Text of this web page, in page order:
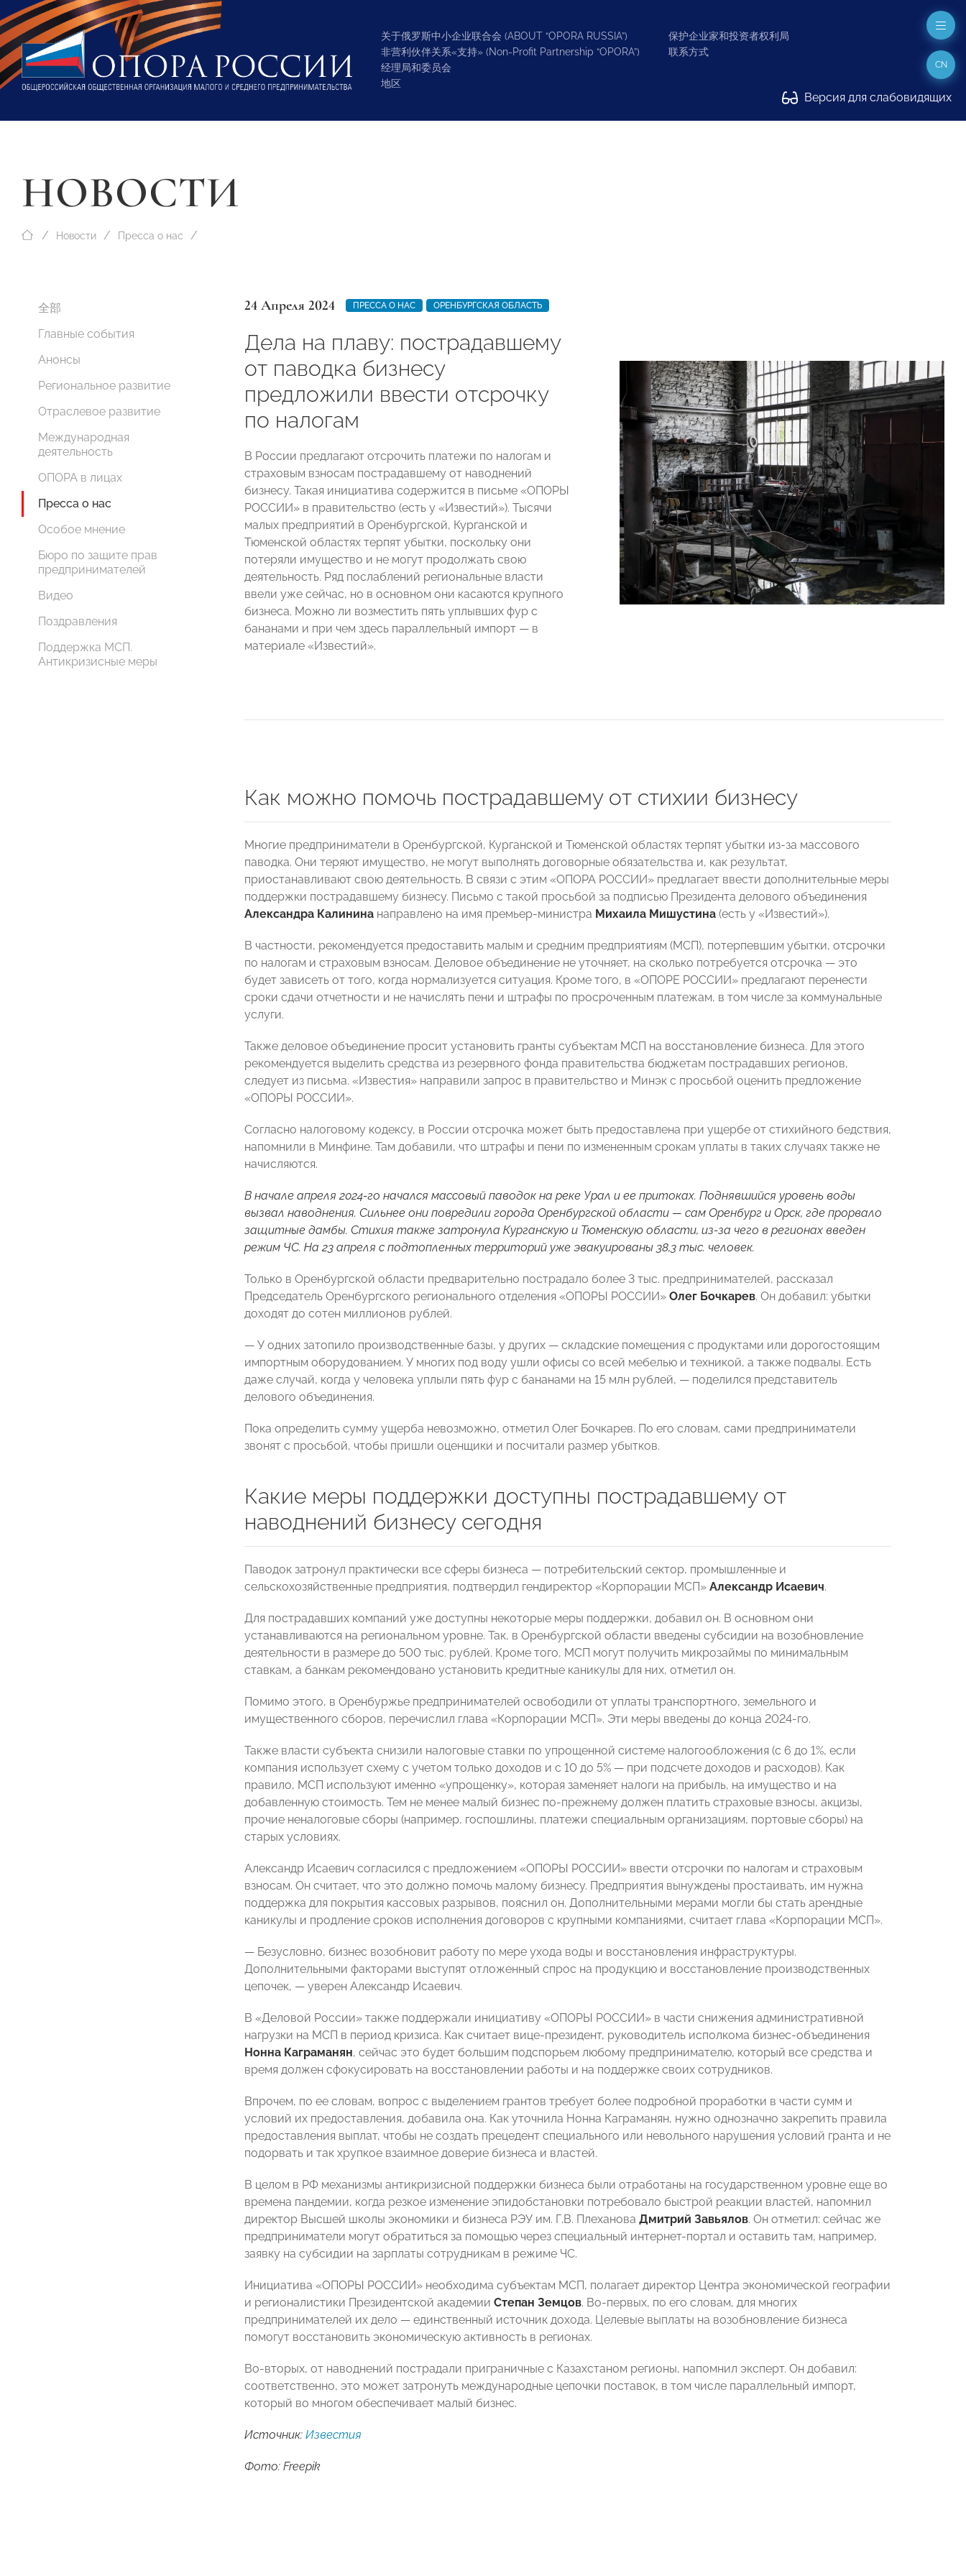
关于俄罗斯中小企业联合会 (ABOUT “OPORA RUSSIA”)
非营利伙伴关系«支持» (Non-Profit Partnership “OPORA”)
经理局和委员会
地区
保护企业家和投资者权利局
联系方式
Версия для слабовидящих
CN
НОВОСТИ
Новости Пресса о нас
全部
Главные события
Анонсы
Региональное развитие
Отраслевое развитие
Международная
деятельность
ОПОРА в лицах
Пресса о нас
Особое мнение
Бюро по защите прав
предпринимателей
Видео
Поздравления
Поддержка МСП.
Антикризисные меры
24 Апреля 2024 ПРЕССА О НАС ОРЕНБУРГСКАЯ ОБЛАСТЬ
Дела на плаву: пострадавшему
от паводка бизнесу
предложили ввести отсрочку
по налогам
В России предлагают отсрочить платежи по налогам и
страховым взносам пострадавшему от наводнений
бизнесу. Такая инициатива содержится в письме «ОПОРЫ
РОССИИ» в правительство (есть у «Известий»). Тысячи
малых предприятий в Оренбургской, Курганской и
Тюменской областях терпят убытки, поскольку они
потеряли имущество и не могут продолжать свою
деятельность. Ряд послаблений региональные власти
ввели уже сейчас, но в основном они касаются крупного
бизнеса. Можно ли возместить пять уплывших фур с
бананами и при чем здесь параллельный импорт — в
материале «Известий».
Как можно помочь пострадавшему от стихии бизнесу
Многие предприниматели в Оренбургской, Курганской и Тюменской областях терпят убытки из-за массового
паводка. Они теряют имущество, не могут выполнять договорные обязательства и, как результат,
приостанавливают свою деятельность. В связи с этим «ОПОРА РОССИИ» предлагает ввести дополнительные меры
поддержки пострадавшему бизнесу. Письмо с такой просьбой за подписью Президента делового объединения
Александра Калинина направлено на имя премьер-министра Михаила Мишустина (есть у «Известий»).
В частности, рекомендуется предоставить малым и средним предприятиям (МСП), потерпевшим убытки, отсрочки
по налогам и страховым взносам. Деловое объединение не уточняет, на сколько потребуется отсрочка — это
будет зависеть от того, когда нормализуется ситуация. Кроме того, в «ОПОРЕ РОССИИ» предлагают перенести
сроки сдачи отчетности и не начислять пени и штрафы по просроченным платежам, в том числе за коммунальные
услуги.
Также деловое объединение просит установить гранты субъектам МСП на восстановление бизнеса. Для этого
рекомендуется выделить средства из резервного фонда правительства бюджетам пострадавших регионов,
следует из письма. «Известия» направили запрос в правительство и Минэк с просьбой оценить предложение
«ОПОРЫ РОССИИ».
Согласно налоговому кодексу, в России отсрочка может быть предоставлена при ущербе от стихийного бедствия,
напомнили в Минфине. Там добавили, что штрафы и пени по измененным срокам уплаты в таких случаях также не
начисляются.
В начале апреля 2024-го начался массовый паводок на реке Урал и ее притоках. Поднявшийся уровень воды
вызвал наводнения. Сильнее они повредили города Оренбургской области — сам Оренбург и Орск, где прорвало
защитные дамбы. Стихия также затронула Курганскую и Тюменскую области, из-за чего в регионах введен
режим ЧС. На 23 апреля с подтопленных территорий уже эвакуированы 38,3 тыс. человек.
Только в Оренбургской области предварительно пострадало более 3 тыс. предпринимателей, рассказал
Председатель Оренбургского регионального отделения «ОПОРЫ РОССИИ» Олег Бочкарев. Он добавил: убытки
доходят до сотен миллионов рублей.
— У одних затопило производственные базы, у других — складские помещения с продуктами или дорогостоящим
импортным оборудованием. У многих под воду ушли офисы со всей мебелью и техникой, а также подвалы. Есть
даже случай, когда у человека уплыли пять фур с бананами на 15 млн рублей, — поделился представитель
делового объединения.
Пока определить сумму ущерба невозможно, отметил Олег Бочкарев. По его словам, сами предприниматели
звонят с просьбой, чтобы пришли оценщики и посчитали размер убытков.
Какие меры поддержки доступны пострадавшему от
наводнений бизнесу сегодня
Паводок затронул практически все сферы бизнеса — потребительский сектор, промышленные и
сельскохозяйственные предприятия, подтвердил гендиректор «Корпорации МСП» Александр Исаевич.
Для пострадавших компаний уже доступны некоторые меры поддержки, добавил он. В основном они
устанавливаются на региональном уровне. Так, в Оренбургской области введены субсидии на возобновление
деятельности в размере до 500 тыс. рублей. Кроме того, МСП могут получить микрозаймы по минимальным
ставкам, а банкам рекомендовано установить кредитные каникулы для них, отметил он.
Помимо этого, в Оренбуржье предпринимателей освободили от уплаты транспортного, земельного и
имущественного сборов, перечислил глава «Корпорации МСП». Эти меры введены до конца 2024-го.
Также власти субъекта снизили налоговые ставки по упрощенной системе налогообложения (с 6 до 1%, если
компания использует схему с учетом только доходов и с 10 до 5% — при подсчете доходов и расходов). Как
правило, МСП используют именно «упрощенку», которая заменяет налоги на прибыль, на имущество и на
добавленную стоимость. Тем не менее малый бизнес по-прежнему должен платить страховые взносы, акцизы,
прочие неналоговые сборы (например, госпошлины, платежи специальным организациям, портовые сборы) на
старых условиях.
Александр Исаевич согласился с предложением «ОПОРЫ РОССИИ» ввести отсрочки по налогам и страховым
взносам. Он считает, что это должно помочь малому бизнесу. Предприятия вынуждены простаивать, им нужна
поддержка для покрытия кассовых разрывов, пояснил он. Дополнительными мерами могли бы стать арендные
каникулы и продление сроков исполнения договоров с крупными компаниями, считает глава «Корпорации МСП».
— Безусловно, бизнес возобновит работу по мере ухода воды и восстановления инфраструктуры.
Дополнительными факторами выступят отложенный спрос на продукцию и восстановление производственных
цепочек, — уверен Александр Исаевич.
В «Деловой России» также поддержали инициативу «ОПОРЫ РОССИИ» в части снижения административной
нагрузки на МСП в период кризиса. Как считает вице-президент, руководитель исполкома бизнес-объединения
Нонна Каграманян, сейчас это будет большим подспорьем любому предпринимателю, который все средства и
время должен сфокусировать на восстановлении работы и на поддержке своих сотрудников.
Впрочем, по ее словам, вопрос с выделением грантов требует более подробной проработки в части сумм и
условий их предоставления, добавила она. Как уточнила Нонна Каграманян, нужно однозначно закрепить правила
предоставления выплат, чтобы не создать прецедент специального или невольного нарушения условий гранта и не
подорвать и так хрупкое взаимное доверие бизнеса и властей.
В целом в РФ механизмы антикризисной поддержки бизнеса были отработаны на государственном уровне еще во
времена пандемии, когда резкое изменение эпидобстановки потребовало быстрой реакции властей, напомнил
директор Высшей школы экономики и бизнеса РЭУ им. Г.В. Плеханова Дмитрий Завьялов. Он отметил: сейчас же
предприниматели могут обратиться за помощью через специальный интернет-портал и оставить там, например,
заявку на субсидии на зарплаты сотрудникам в режиме ЧС.
Инициатива «ОПОРЫ РОССИИ» необходима субъектам МСП, полагает директор Центра экономической географии
и регионалистики Президентской академии Степан Земцов. Во-первых, по его словам, для многих
предпринимателей их дело — единственный источник дохода. Целевые выплаты на возобновление бизнеса
помогут восстановить экономическую активность в регионах.
Во-вторых, от наводнений пострадали приграничные с Казахстаном регионы, напомнил эксперт. Он добавил:
соответственно, это может затронуть международные цепочки поставок, в том числе параллельный импорт,
который во многом обеспечивает малый бизнес.
Источник: Известия
Фото: Freepik